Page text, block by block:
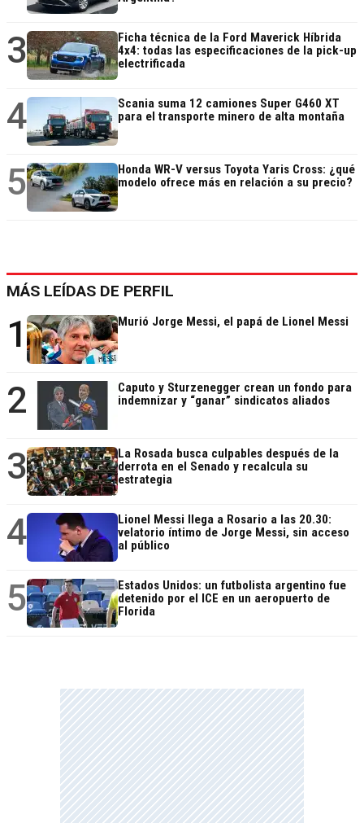
3
Ficha técnica de la Ford Maverick Híbrida
4x4: todas las especificaciones de la pick-up
electrificada
4
Scania suma 12 camiones Super G460 XT
para el transporte minero de alta montaña
5
Honda WR-V versus Toyota Yaris Cross: ¿qué
modelo ofrece más en relación a su precio?
MÁS LEÍDAS DE PERFIL
1 Murió Jorge Messi, el papá de Lionel Messi
2
Caputo y Sturzenegger crean un fondo para
indemnizar y “ganar” sindicatos aliados
3
La Rosada busca culpables después de la
derrota en el Senado y recalcula su
estrategia
4
Lionel Messi llega a Rosario a las 20.30:
velatorio íntimo de Jorge Messi, sin acceso
al público
5
Estados Unidos: un futbolista argentino fue
detenido por el ICE en un aeropuerto de
Florida